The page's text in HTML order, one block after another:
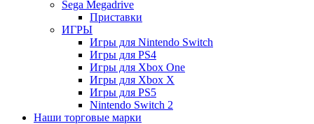
Sega Megadrive
Приставки
ИГРЫ
Игры для Nintendo Switch
Игры для PS4
Игры для Xbox One
Игры для Xbox X
Игры для PS5
Nintendo Switch 2
Наши торговые марки